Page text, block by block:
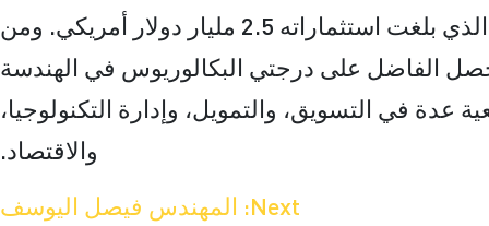
هيئة التنظيم العقاري في دبي. وشغل الفاضل منصب نائب الرئيس التنفيذي لمشروع الموج السكني الذي بلغت استثماراته 2.5 مليار دولار أمريكي. ومن
عمله في الموج شارك في قيادة العمل منذ مراحله الأولى وحتى إكماله. وفي عام 1993 حصل الفاضل على درجتي البكالوريوس في الهندسة
عدة في التسويق، والتمويل، وإدارة التكنولوجيا،
والاقتصاد.
Next: المهندس فيصل اليوسف